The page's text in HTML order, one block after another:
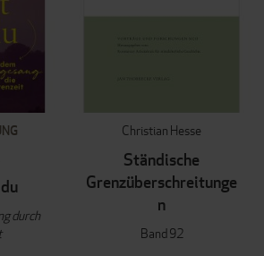
durch
Christian Hesse
Ständische
Grenzüberschreitunge
n
Band 92